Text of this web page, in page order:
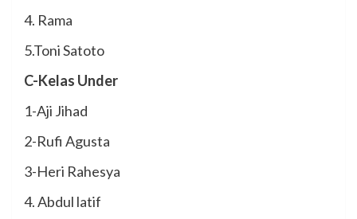
4. Rama
5.Toni Satoto
C-Kelas Under
1-Aji Jihad
2-Rufi Agusta
3-Heri Rahesya
4. Abdul latif